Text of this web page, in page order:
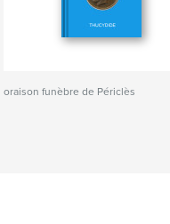
oraison funèbre de Périclès